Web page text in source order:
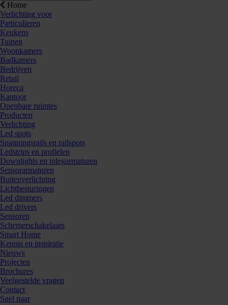
Home
Verlichting voor
Particulieren
Keukens
Tuinen
Woonkamers
Badkamers
Bedrijven
Retail
Horeca
Kantoor
Openbare ruimtes
Producten
Verlichting
Led spots
Spanningsrails en railspots
Ledstrips en profielen
Downlights en inlegarmaturen
Sensorarmaturen
Buitenverlichting
Lichtbesturingen
Led dimmers
Led drivers
Sensoren
Schemerschakelaars
Smart Home
Kennis en inspiratie
Nieuws
Projecten
Brochures
Veelgestelde vragen
Contact
Snel naar